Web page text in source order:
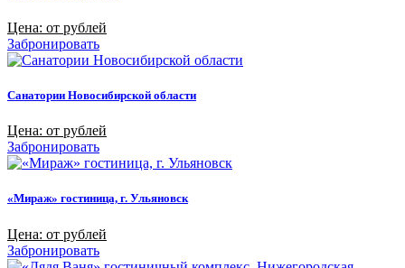
Цена: от рублей
Забронировать
Санатории Новосибирской области
Цена: от рублей
Забронировать
«Мираж» гостиница, г. Ульяновск
Цена: от рублей
Забронировать